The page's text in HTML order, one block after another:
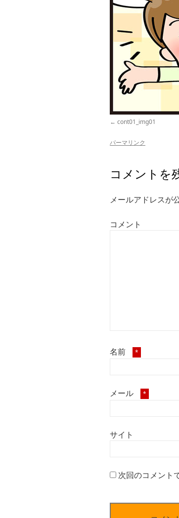
cont01_img01
パーマリンク
コメントを
メールアドレスが
コメント
名前 *
メール *
サイト
次回のコメント